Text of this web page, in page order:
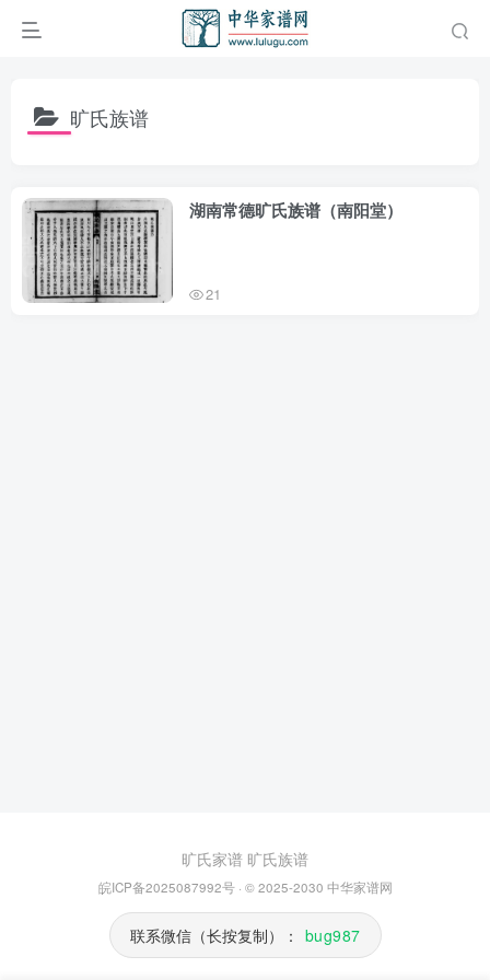
旷氏族谱
湖南常德旷氏族谱（南阳堂）
21
旷氏家谱 旷氏族谱
皖ICP备2025087992号· © 2025-2030 中华家谱网
联系微信（长按复制）： bug987